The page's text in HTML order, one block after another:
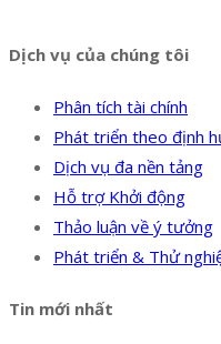
Dịch vụ của chúng tôi
Phân tích tài chính
Phát triển theo định
Dịch vụ đa nền tảng
Hỗ trợ Khởi động
Thảo luận về ý tưởng
Phát triển & Thử
Tin mới nhất